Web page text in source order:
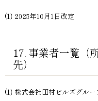
(1) 2025年10月1日改定
17. 事業者一覧（
先）
(1) 株式会社田村ビルズグルー